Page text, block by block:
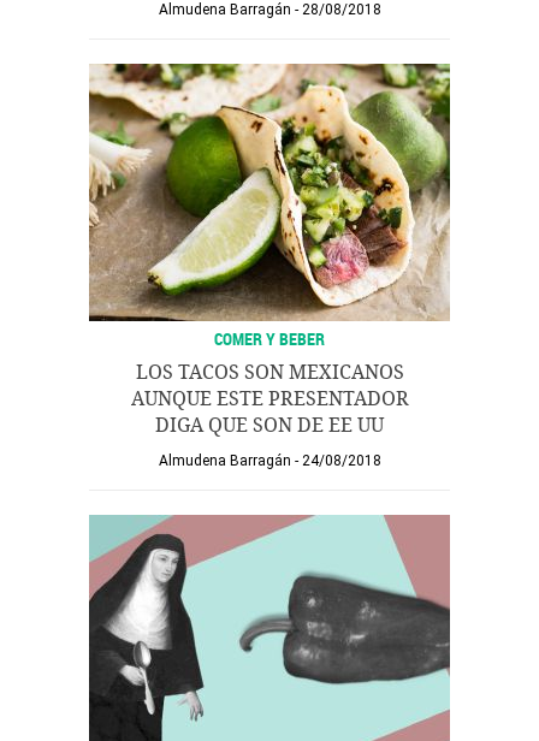
Almudena Barragán 28/08/2018
COMER Y BEBER
LOS TACOS SON MEXICANOS
AUNQUE ESTE PRESENTADOR
DIGA QUE SON DE EE UU
Almudena Barragán 24/08/2018